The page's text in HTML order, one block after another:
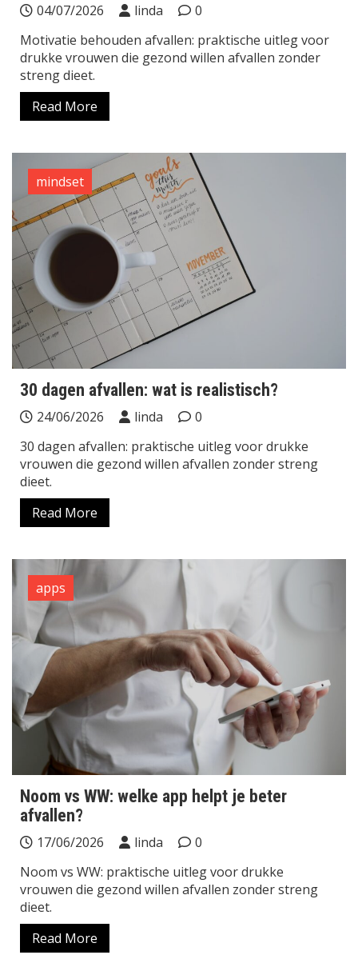
04/07/2026 linda
0
Motivatie behouden afvallen: praktische uitleg voor
drukke vrouwen die gezond willen afvallen zonder
streng dieet.
Read More
mindset
30 dagen afvallen: wat is realistisch?
24/06/2026 linda
0
30 dagen afvallen: praktische uitleg voor drukke
vrouwen die gezond willen afvallen zonder streng
dieet.
Read More
apps
Noom vs WW: welke app helpt je beter
afvallen?
17/06/2026 linda
0
Noom vs WW: praktische uitleg voor drukke
vrouwen die gezond willen afvallen zonder streng
dieet.
Read More